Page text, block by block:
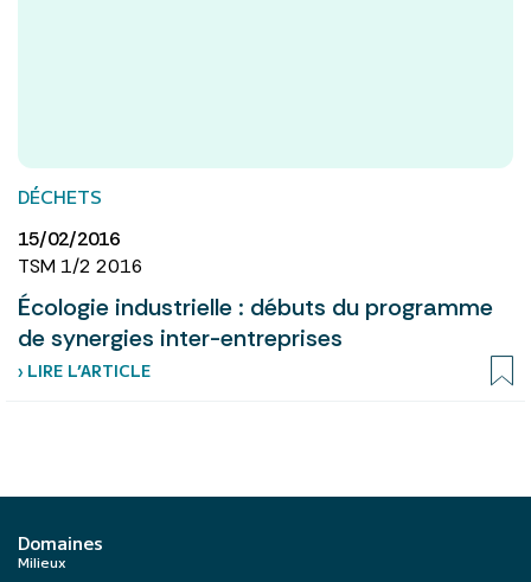
DÉCHETS
15/02/2016
TSM 1/2 2016
Écologie industrielle : débuts du programme
de synergies inter-entreprises
› LIRE L’ARTICLE
Domaines
Milieux